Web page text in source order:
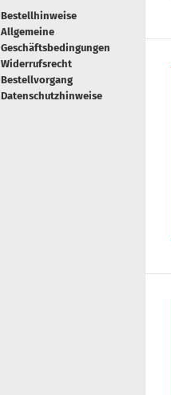
Bestellhinweise
Allgemeine
Geschäftsbedingungen
Widerrufsrecht
Bestellvorgang
Datenschutzhinweise